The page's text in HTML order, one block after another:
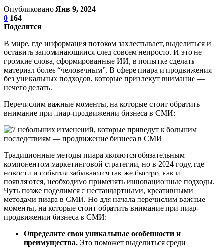
Опубликовано Янв 9, 2024
0 164
Поделится
В мире, где информация потоком захлестывает, выделиться и
оставить запоминающийся след совсем непросто. И это не
громкие слова, сформированные ИИ, в попытке сделать
материал более “человечным”. В сфере пиара и продвижения
без уникальных подходов, которые привлекут внимание —
нечего делать.
Перечислим важные моменты, на которые стоит обратить
внимание при пиар-продвижении бизнеса в СМИ:
Традиционные методы пиара являются обязательным
компонентом маркетинговой стратегии, но в 2024 году, где
новости и события забываются так же быстро, как и
появляются, необходимо применять инновационные подходы.
Чуть позже поделимся с нестандартными, креативными
методами пиара в СМИ. Но для начала перечислим важные
моменты, на которые стоит обратить внимание при пиар-
продвижении бизнеса в СМИ:
Определите свои уникальные особенности и
преимущества. Это поможет выделиться среди